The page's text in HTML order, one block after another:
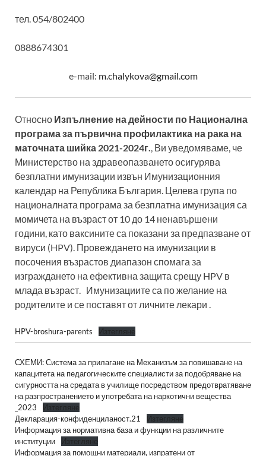
тел. 054/802400
0888674301
e-mail: m.chalykova@gmail.com
Относно Изпълнение на дейности по Национална
програма за първична профилактика на рака на
маточната шийка 2021-2024г. , Ви уведомяваме, че
Министерство на здравеопазването осигурява
безплатни имунизации извън Имунизационния
календар на Република България. Целева група по
националната програма за безплатна имунизация са
момичета на възраст от 10 до 14 ненавършени
години, като ваксините са показани за предпазване от
вируси (HPV). Провеждането на имунизации в
посочения възрастов диапазон спомага за
изграждането на ефективна защита срещу HPV в
млада възраст. Имунизациите са по желание на
родителите и се поставят от личните лекари .
HPV-broshura-parents Изтегляне
СХЕМИ: Система за прилагане на Механизъм за повишаване на
капацитета на педагогическите специалисти за подобряване на
сигурността на средата в училище посредством предотвратяване
на разпространението и употребата на наркотични вещества
_2023
Изтегляне
Декларация-конфиденциланост.21
Изтегляне
Информация за нормативна база и функции на различните
институции
Изтегляне
Информация за помощни материали, изпратени от